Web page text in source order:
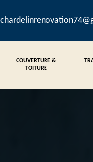
COUVERTURE &
TOITURE